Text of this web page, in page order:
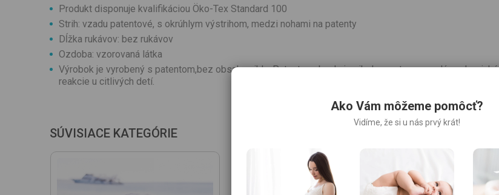
Produkt disponuje kvalifikáciou Öko-Tex Standard 100
Strih: vzadu patentové, s okrúhlym výstrihom, medzi nohami na patenty
Dĺžka rukávov: bez rukávov
Ozdoba: vzorovaná látka
Výrobok je vyrobený s patentom,bez obsahu niklu. Patent neobsahuje nikel, a preto nevyvoláva alergické
reakcie u citlivých detí.
SÚVISIACE KATEGÓRIE
Ako Vám môžeme pomôcť?
Vidíme, že si u nás prvý krát!